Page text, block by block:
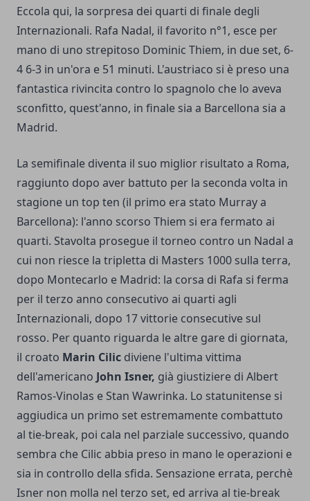
Eccola qui, la sorpresa dei quarti di finale degli
Internazionali. Rafa Nadal, il favorito n°1, esce per
mano di uno strepitoso Dominic Thiem, in due set, 6-
4 6-3 in un'ora e 51 minuti. L'austriaco si è preso una
fantastica rivincita contro lo spagnolo che lo aveva
sconfitto, quest'anno, in finale sia a Barcellona sia a
Madrid.
La semifinale diventa il suo miglior risultato a Roma,
raggiunto dopo aver battuto per la seconda volta in
stagione un top ten (il primo era stato Murray a
Barcellona): l'anno scorso Thiem si era fermato ai
quarti. Stavolta prosegue il torneo contro un Nadal a
cui non riesce la tripletta di Masters 1000 sulla terra,
dopo Montecarlo e Madrid: la corsa di Rafa si ferma
per il terzo anno consecutivo ai quarti agli
Internazionali, dopo 17 vittorie consecutive sul
rosso. Per quanto riguarda le altre gare di giornata,
il croato Marin Cilic diviene l'ultima vittima
dell'americano John Isner, già giustiziere di Albert
Ramos-Vinolas e Stan Wawrinka. Lo statunitense si
aggiudica un primo set estremamente combattuto
al tie-break, poi cala nel parziale successivo, quando
sembra che Cilic abbia preso in mano le operazioni e
sia in controllo della sfida. Sensazione errata, perchè
Isner non molla nel terzo set, ed arriva al tie-break